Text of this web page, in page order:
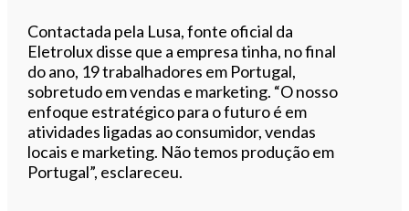
Contactada pela Lusa, fonte oficial da
Eletrolux disse que a empresa tinha, no final
do ano, 19 trabalhadores em Portugal,
sobretudo em vendas e marketing. “O nosso
enfoque estratégico para o futuro é em
atividades ligadas ao consumidor, vendas
locais e marketing. Não temos produção em
Portugal”, esclareceu.